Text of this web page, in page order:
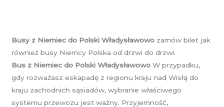
Busy z Niemiec do Polski Władysławowo zamów bilet jak
również busy Niemcy Polska od drzwi do drzwi.
Bus z Niemiec do Polski Władysławowo W przypadku,
gdy rozważasz eskapadę z regionu kraju nad Wisłą do
kraju zachodnich sąsiadów, wybranie właściwego
systemu przewozu jest ważny. Przyjemność,